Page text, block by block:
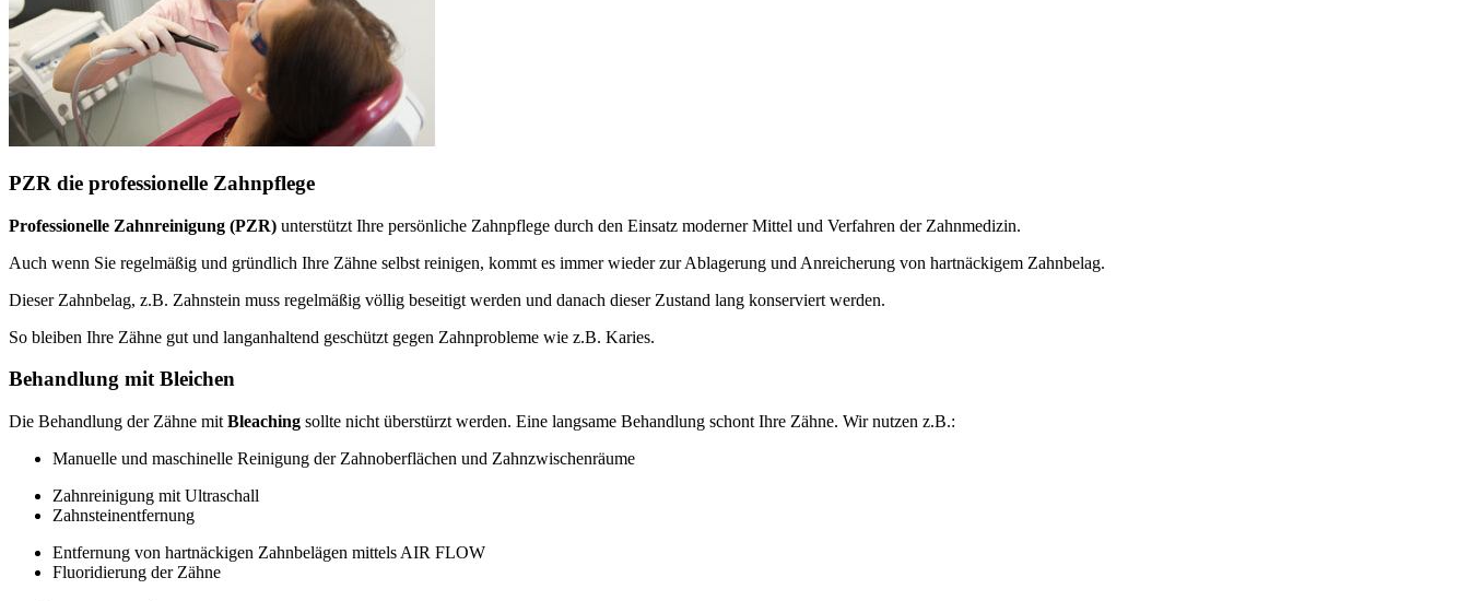
PZR die professionelle Zahnpflege
Professionelle Zahnreinigung (PZR) unterstützt Ihre persönliche Zahnpflege durch den Einsatz moderner Mittel und Verfahren der Zahnmedizin.
Auch wenn Sie regelmäßig und gründlich Ihre Zähne selbst reinigen, kommt es immer wieder zur Ablagerung und Anreicherung von hartnäckigem Zahnbelag.
Dieser Zahnbelag, z.B. Zahnstein muss regelmäßig völlig beseitigt werden und danach dieser Zustand lang konserviert werden.
So bleiben Ihre Zähne gut und langanhaltend geschützt gegen Zahnprobleme wie z.B. Karies.
Behandlung mit Bleichen
Die Behandlung der Zähne mit Bleaching sollte nicht überstürzt werden. Eine langsame Behandlung schont Ihre Zähne. Wir nutzen z.B.:
Manuelle und maschinelle Reinigung der Zahnoberflächen und Zahnzwischenräume
Zahnreinigung mit Ultraschall
Zahnsteinentfernung
Entfernung von hartnäckigen Zahnbelägen mittels AIR FLOW
Fluoridierung der Zähne